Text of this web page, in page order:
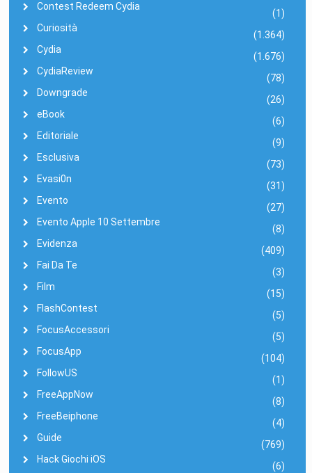
Contest Redeem Cydia
(1)
Curiosità
(1.364)
Cydia
(1.676)
CydiaReview
(78)
Downgrade
(26)
eBook
(6)
Editoriale
(9)
Esclusiva
(73)
Evasi0n
(31)
Evento
(27)
Evento Apple 10 Settembre
(8)
Evidenza
(409)
Fai Da Te
(3)
Film
(15)
FlashContest
(5)
FocusAccessori
(5)
FocusApp
(104)
FollowUS
(1)
FreeAppNow
(8)
FreeBeiphone
(4)
Guide
(769)
Hack Giochi iOS
(6)